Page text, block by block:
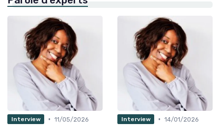
Interview • 11/05/2026
Interview • 14/01/2026